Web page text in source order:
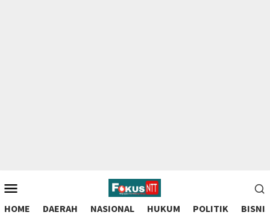
to
contentMobile
HOME DAERAH NASIONAL HUKUM POLITIK BISNIS